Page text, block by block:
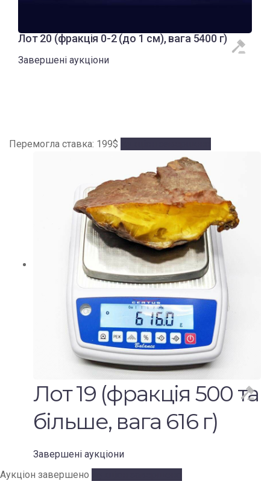
Лот 20 (фракція 0-2 (до 1 см), вага 5400 г)
Завершені аукціони
Перемогла ставка: 199$
Лот 19 (фракція 500 та
більше, вага 616 г)
Завершені аукціони
Аукціон завершено